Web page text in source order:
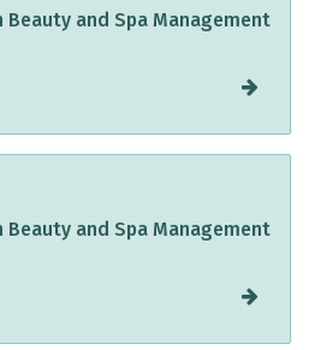
and Spa Management
and Spa Management